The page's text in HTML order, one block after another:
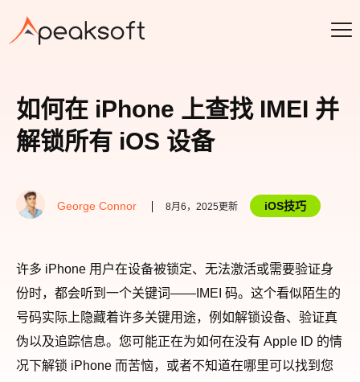
如何在 iPhone 上查找 IMEI 并
解锁所有 iOS 设备
George Connor 8月6，2025更新 iOS技巧
许多 iPhone 用户在设备被锁定、无法激活或需要验证身
份时，都会听到一个关键词——IMEI 码。这个看似陌生的
号码实际上隐藏着许多关键用途，例如解锁设备、验证真
伪以及追踪信息。您可能正在为如何在没有 Apple ID 的情
况下解锁 iPhone 而苦恼，或者不知道在哪里可以找到您